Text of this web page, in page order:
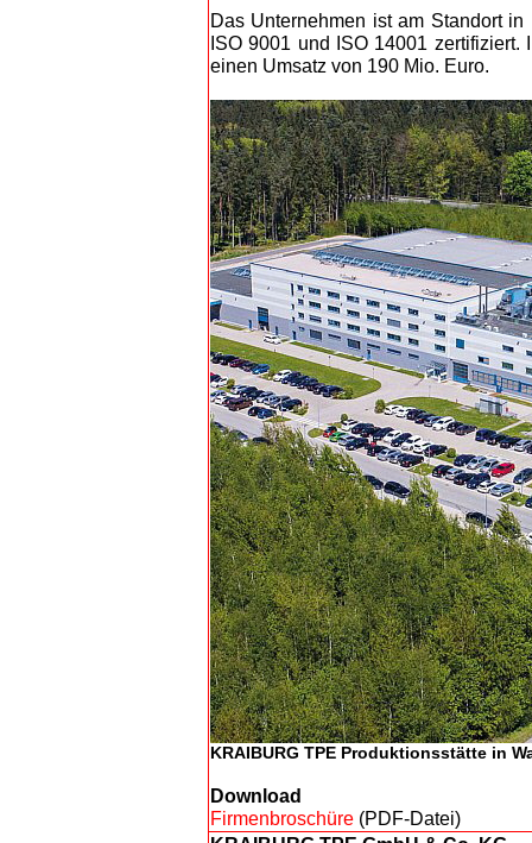
Das Unternehmen ist am Standort
ISO 9001 und ISO 14001
einen Umsatz von 190 Mio. Euro.
KRAIBURG TPE Produktionsstätte in
Download
Firmenbroschüre (PDF-Datei)